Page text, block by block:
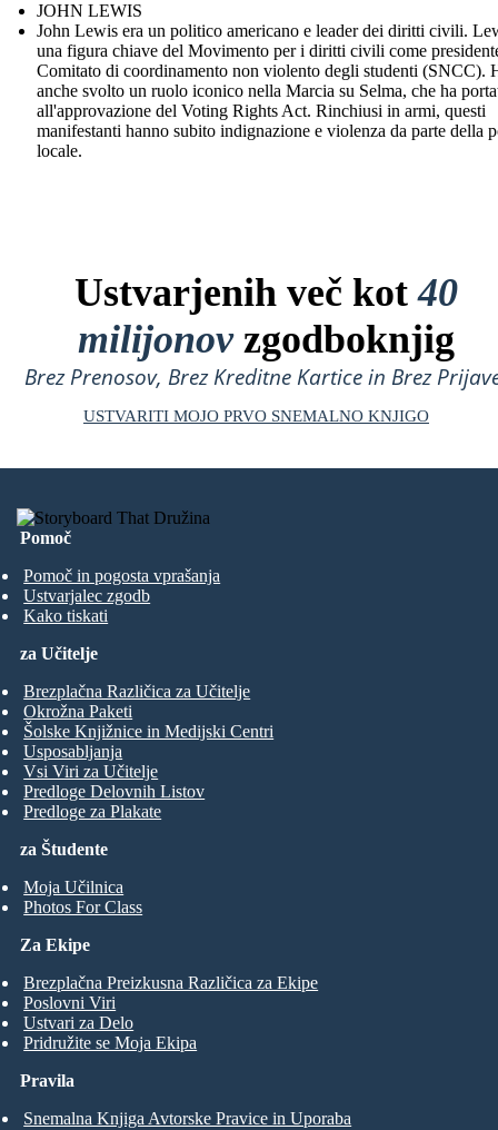
JOHN LEWIS
John Lewis era un politico americano e leader dei diritti civili.
una figura chiave del Movimento per i diritti civili come
Comitato di coordinamento non violento degli studenti (SNCC).
anche svolto un ruolo iconico nella Marcia su Selma, che ha
all'approvazione del Voting Rights Act. Rinchiusi in armi, questi
manifestanti hanno subito indignazione e violenza da parte della
locale.
Ustvarjenih več kot40
milijonovzgodboknjig
Brez Prenosov, Brez Kreditne Kartice in Brez
USTVARITI MOJO PRVO SNEMALNO KNJIGO
Pomoč
Pomoč in pogosta vprašanja
Ustvarjalec zgodb
Kako tiskati
za Študente
Moja Učilnica
Photos For Class
za Učitelje
Brezplačna Različica za Učitelje
Okrožna Paketi
Šolske Knjižnice in Medijski Centri
Usposabljanja
Vsi Viri za Učitelje
Predloge Delovnih Listov
Predloge za Plakate
Za Ekipe
Brezplačna Preizkusna Različica za Ekipe
Poslovni Viri
Ustvari za Delo
Pridružite se Moja Ekipa
Pravila
Snemalna Knjiga Avtorske Pravice in Uporaba